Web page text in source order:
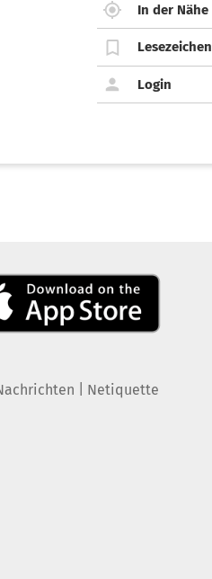
In der Nähe
Lesezeichen
Login
Netiquette